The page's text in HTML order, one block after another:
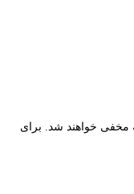
مخفی خواهند شد. برای